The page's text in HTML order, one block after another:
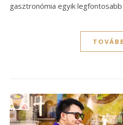
gasztronómia egyik